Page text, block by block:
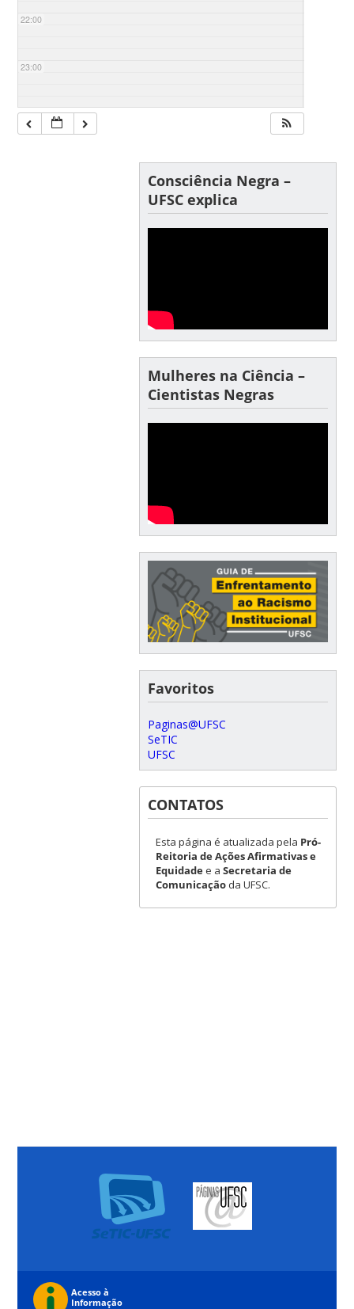
22:00
23:00
Consciência Negra –
UFSC explica
Mulheres na Ciência –
Cientistas Negras
Favoritos
Paginas@UFSC
SeTIC
UFSC
CONTATOS
Esta página é atualizada pela Pró-
Reitoria de Ações Afirmativas e
Equidadee a Secretaria de
Comunicaçãoda UFSC.